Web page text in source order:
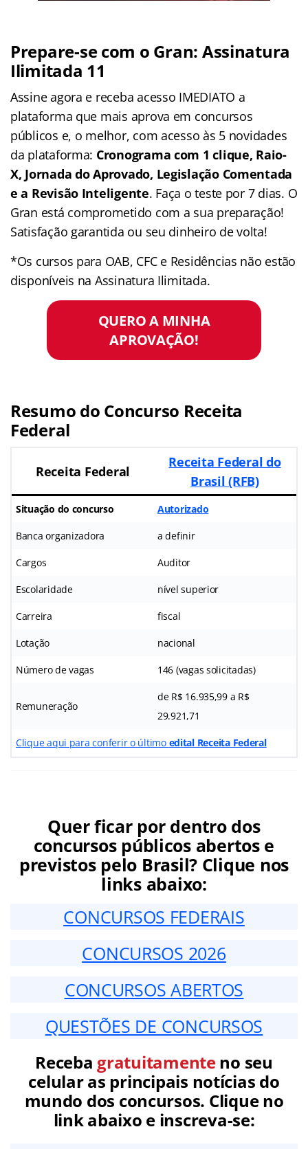
Prepare-se com o Gran: Assinatura
Ilimitada 11
Assine agora e receba acesso IMEDIATO a
plataforma que mais aprova em concursos
públicos e, o melhor, com acesso às 5 novidades
da plataforma: Cronograma com 1 clique, Raio-
X, Jornada do Aprovado, Legislação Comentada
e a Revisão Inteligente. Faça o teste por 7 dias. O
Gran está comprometido com a sua preparação!
Satisfação garantida ou seu dinheiro de volta!
*Os cursos para OAB, CFC e Residências não estão
disponíveis na Assinatura Ilimitada.
QUERO A MINHA
APROVAÇÃO!
Resumo do Concurso Receita
Federal
Receita Federal
Receita Federal do
Brasil (RFB)
Situação do concurso Autorizado
Banca organizadora a definir
Cargos Auditor
Escolaridade nível superior
Carreira fiscal
Lotação nacional
Número de vagas 146 (vagas solicitadas)
Remuneração
de R$ 16.935,99 a R$
29.921,71
Clique aqui para conferir o último edital Receita Federal
Quer ficar por dentro dos
concursos públicos abertos e
previstos pelo Brasil? Clique nos
links abaixo:
CONCURSOS FEDERAIS
CONCURSOS 2026
CONCURSOS ABERTOS
QUESTÕES DE CONCURSOS
Receba gratuitamenteno seu
celular as principais notícias do
mundo dos concursos. Clique no
link abaixo e inscreva-se: